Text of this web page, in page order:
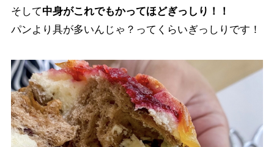
そして中身がこれでもかってほどぎっしり！！
パンより具が多いんじゃ？ってくらいぎっしりです！